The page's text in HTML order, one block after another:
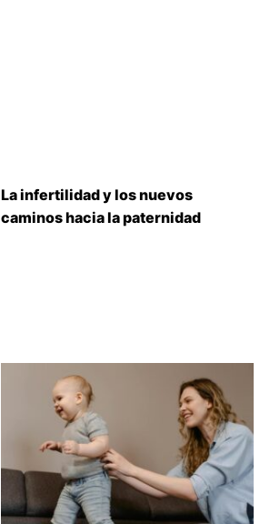
La infertilidad y los nuevos
caminos hacia la paternidad